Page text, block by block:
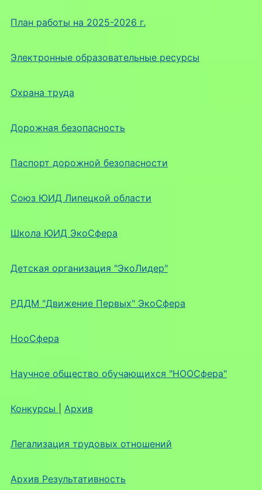
План работы на 2025-2026 г.
Электронные образовательные ресурсы
Охрана труда
Дорожная безопасность
Паспорт дорожной безопасности
Союз ЮИД Липецкой области
Школа ЮИД ЭкоСфера
Детская организация "ЭкоЛидер"
РДДМ "Движение Первых" ЭкоСфера
НооСфера
Научное общество обучающихся "НООСфера"
Конкурсы Архив
Легализация трудовых отношений
Архив Результативность